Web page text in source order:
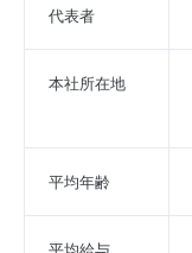
代表者
本社所在地
平均年齢